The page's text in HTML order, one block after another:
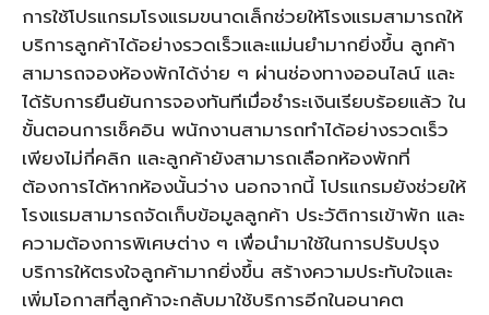
การใช้โปรแกรมโรงแรมขนาดเล็กช่วยให้โรงแรมสามารถให้
บริการลูกค้าได้อย่างรวดเร็วและแม่นยำมากยิ่งขึ้น ลูกค้า
สามารถจองห้องพักได้ง่าย ๆ ผ่านช่องทางออนไลน์ และ
ได้รับการยืนยันการจองทันทีเมื่อชำระเงินเรียบร้อยแล้ว ใน
ขั้นตอนการเช็คอิน พนักงานสามารถทำได้อย่างรวดเร็ว
เพียงไม่กี่คลิก และลูกค้ายังสามารถเลือกห้องพักที่
ต้องการได้หากห้องนั้นว่าง นอกจากนี้ โปรแกรมยังช่วยให้
โรงแรมสามารถจัดเก็บข้อมูลลูกค้า ประวัติการเข้าพัก และ
ความต้องการพิเศษต่าง ๆ เพื่อนำมาใช้ในการปรับปรุง
บริการให้ตรงใจลูกค้ามากยิ่งขึ้น สร้างความประทับใจและ
เพิ่มโอกาสที่ลูกค้าจะกลับมาใช้บริการอีกในอนาคต